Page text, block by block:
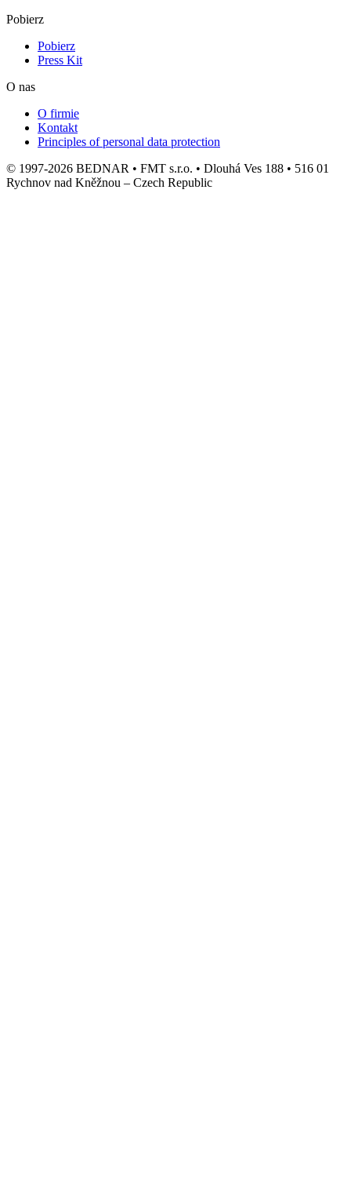
Pobierz
Pobierz
Press Kit
O nas
O firmie
Kontakt
Principles of personal data protection
© 1997-2026 BEDNAR • FMT s.r.o. • Dlouhá Ves 188 • 516 01
Rychnov nad Kněžnou – Czech Republic